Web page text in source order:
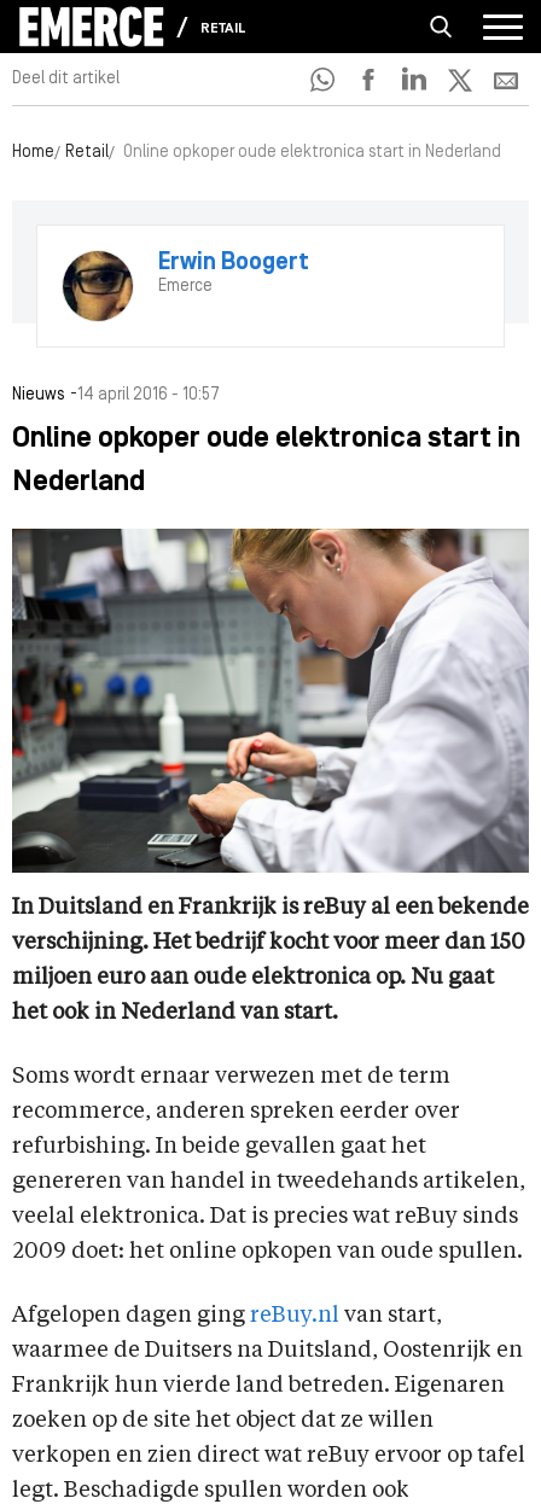
RETAIL
Deel dit artikel
Home Retail Online opkoper oude elektronica start in Nederland
Erwin Boogert
Emerce
Nieuws -14 april 2016 - 10:57
Online opkoper oude elektronica start in
Nederland
In Duitsland en Frankrijk is reBuy al een bekende
verschijning. Het bedrijf kocht voor meer dan 150
miljoen euro aan oude elektronica op. Nu gaat
het ook in Nederland van start.
Soms wordt ernaar verwezen met de term
recommerce, anderen spreken eerder over
refurbishing. In beide gevallen gaat het
genereren van handel in tweedehands artikelen,
veelal elektronica. Dat is precies wat reBuy sinds
2009 doet: het online opkopen van oude spullen.
Afgelopen dagen ging reBuy.nl van start,
waarmee de Duitsers na Duitsland, Oostenrijk en
Frankrijk hun vierde land betreden. Eigenaren
zoeken op de site het object dat ze willen
verkopen en zien direct wat reBuy ervoor op tafel
legt. Beschadigde spullen worden ook